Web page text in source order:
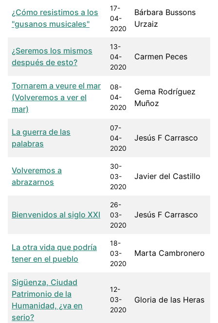
¿Cómo resistimos a los
"gusanos musicales"
17-
04-
2020
Bárbara Bussons
Urzaiz
¿Seremos los mismos
después de esto?
13-
04-
2020
Carmen Peces
Tornarem a veure el mar
(Volveremos a ver el
mar)
08-
04-
2020
Gema Rodríguez
Muñoz
La guerra de las
palabras
07-
04-
2020
Jesús F Carrasco
Volveremos a
abrazarnos
30-
03-
2020
Javier del Castillo
Bienvenidos al siglo XXI
26-
03-
2020
Jesús F Carrasco
La otra vida que podría
tener en el pueblo
18-
03-
2020
Marta Cambronero
Sigüenza, Ciudad
Patrimonio de la
Humanidad, ¿va en
serio?
12-
03-
2020
Gloria de las Heras